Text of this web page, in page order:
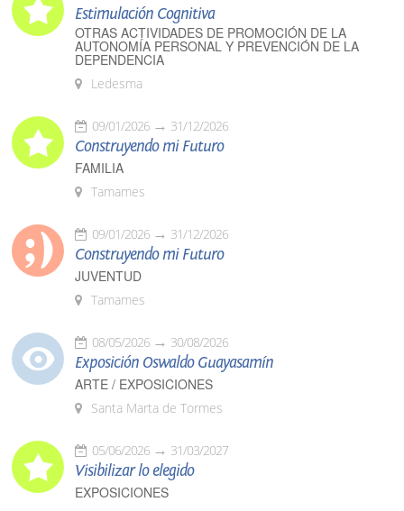
Estimulación Cognitiva
OTRAS ACTIVIDADES DE PROMOCIÓN DE LA
AUTONOMÍA PERSONAL Y PREVENCIÓN DE LA
DEPENDENCIA
Ledesma
09/01/2026 31/12/2026
Construyendo mi Futuro
FAMILIA
Tamames
09/01/2026 31/12/2026
Construyendo mi Futuro
JUVENTUD
Tamames
08/05/2026 30/08/2026
Exposición Oswaldo Guayasamín
ARTE / EXPOSICIONES
Santa Marta de Tormes
05/06/2026 31/03/2027
Visibilizar lo elegido
EXPOSICIONES